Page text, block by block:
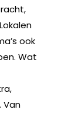
ook
Wat
Van